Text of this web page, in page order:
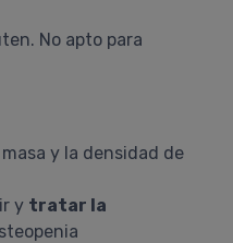
No apto para
y la densidad de
y tratar la